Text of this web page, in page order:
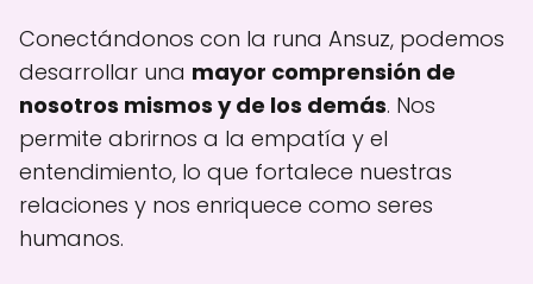
Conectándonos con la runa Ansuz, podemos
desarrollar una mayor comprensión de
nosotros mismos y de los demás. Nos
permite abrirnos a la empatía y el
entendimiento, lo que fortalece nuestras
relaciones y nos enriquece como seres
humanos.